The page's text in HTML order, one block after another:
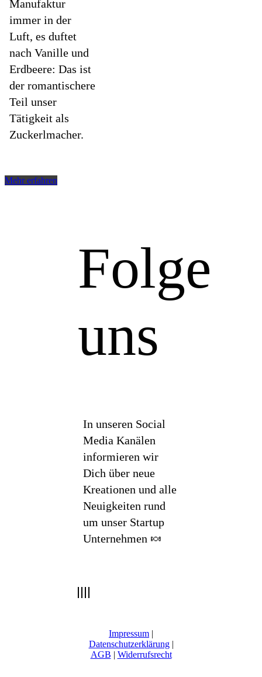
Manufaktur
immer in der
Luft, es duftet
nach Vanille und
Erdbeere: Das ist
der romantischere
Teil unser
Tätigkeit als
Zuckerlmacher.
Mehr erfahren
Folge
uns
In unseren Social
Media Kanälen
informieren wir
Dich über neue
Kreationen und alle
Neuigkeiten rund
um unser Startup
Unternehmen 🍬
Impressum |
Datenschutzerklärung|
AGB | Widerrufsrecht